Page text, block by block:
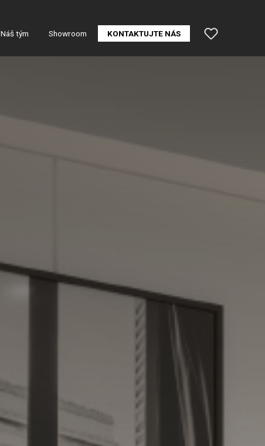
Náš tým Showroom KONTAKTUJTE NÁS